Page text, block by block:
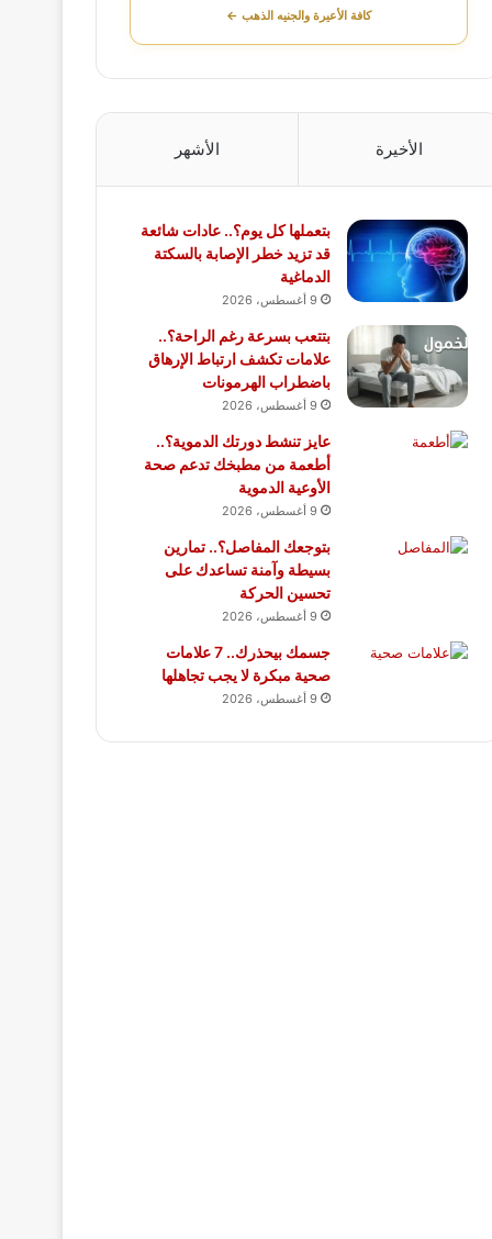
كافة الأعيرة والجنيه الذهب ←
الأخيرة الأشهر
بتعملها كل يوم؟.. عادات شائعة
قد تزيد خطر الإصابة بالسكتة
الدماغية
9 أغسطس، 2026
بتتعب بسرعة رغم الراحة؟..
علامات تكشف ارتباط الإرهاق
باضطراب الهرمونات
9 أغسطس، 2026
عايز تنشط دورتك الدموية؟..
أطعمة من مطبخك تدعم صحة
الأوعية الدموية
9 أغسطس، 2026
بتوجعك المفاصل؟.. تمارين
بسيطة وآمنة تساعدك على
تحسين الحركة
9 أغسطس، 2026
جسمك بيحذرك.. 7 علامات
صحية مبكرة لا يجب تجاهلها
9 أغسطس، 2026